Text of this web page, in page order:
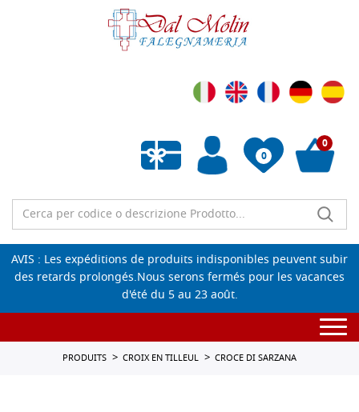
0
Liste de souhaits vide
0
AVIS : Les expéditions de produits indisponibles peuvent subir
des retards prolongés.Nous serons fermés pour les vacances
d'été du 5 au 23 août.
PRODUITS CROIX EN TILLEUL CROCE DI SARZANA